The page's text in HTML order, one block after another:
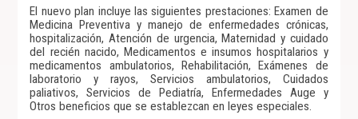
El nuevo plan incluye las siguientes prestaciones: Examen de
Medicina Preventiva y manejo de enfermedades crónicas,
hospitalización, Atención de urgencia, Maternidad y cuidado
del recién nacido, Medicamentos e insumos hospitalarios y
medicamentos ambulatorios, Rehabilitación, Exámenes de
laboratorio y rayos, Servicios ambulatorios, Cuidados
paliativos, Servicios de Pediatría, Enfermedades Auge y
Otros beneficios que se establezcan en leyes especiales.